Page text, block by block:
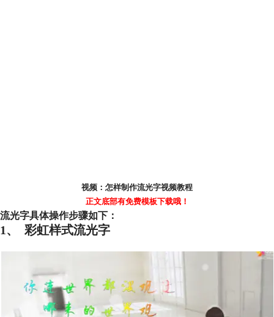
视频：怎样制作流光字视频教程
正文底部有免费模板下载哦！
流光字具体操作步骤如下：
1、 彩虹样式流光字